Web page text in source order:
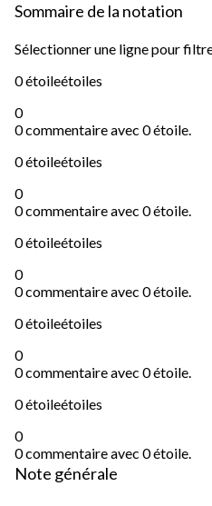
Sommaire de la notation
Sélectionner une ligne pour
0 étoileétoiles
0
0 commentaire avec 0 étoile.
0 étoileétoiles
0
0 commentaire avec 0 étoile.
0 étoileétoiles
0
0 commentaire avec 0 étoile.
0 étoileétoiles
0
0 commentaire avec 0 étoile.
0 étoileétoiles
0
0 commentaire avec 0 étoile.
Note générale